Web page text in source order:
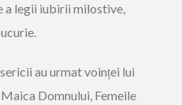
a legii iubirii milostive,
au urmat voinței lui
Domnului, Femeile